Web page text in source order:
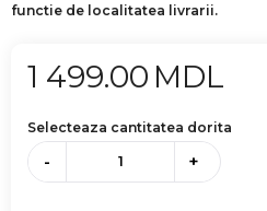
functie de localitatea livrarii.
1 499.00 MDL
Selecteaza cantitatea dorita
- +